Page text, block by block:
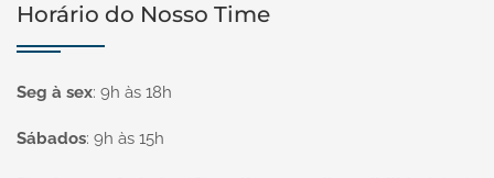
Horário do Nosso Time
Seg à sex: 9h às 18h
Sábados: 9h às 15h